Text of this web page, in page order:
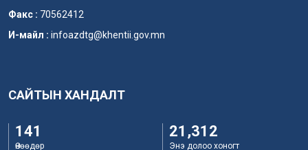
Факс : 70562412
И-майл : infoazdtg@khentii.gov.mn
САЙТЫН ХАНДАЛТ
141
Өнөөдөр
21,312
Энэ долоо хоногт